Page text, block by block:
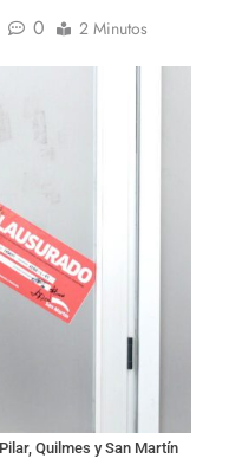
0 2 Minutos
Quilmes y San Martín